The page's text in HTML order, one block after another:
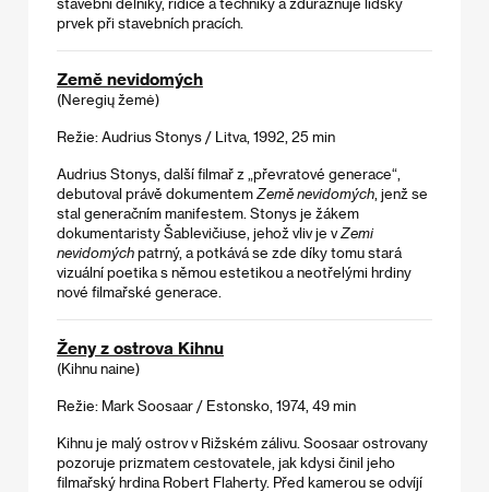
prvek při stavebních pracích.
Země nevidomých
(Neregių žemė)
Režie: Audrius Stonys / Litva, 1992, 25 min
Audrius Stonys, další filmař z „převratové generace“,
debutoval právě dokumentem Země nevidomých , jenž se
stal generačním manifestem. Stonys je žákem
dokumentaristy Šablevičiuse, jehož vliv je vZemi
nevidomých patrný, a potkává se zde díky tomu stará
vizuální poetika s němou estetikou a neotřelými hrdiny
nové filmařské generace.
Ženy z ostrova Kihnu
(Kihnu naine)
Režie: Mark Soosaar / Estonsko, 1974, 49 min
Kihnu je malý ostrov v Rižském zálivu. Soosaar ostrovany
pozoruje prizmatem cestovatele, jak kdysi činil jeho
filmařský hrdina Robert Flaherty. Před kamerou se odvíjí